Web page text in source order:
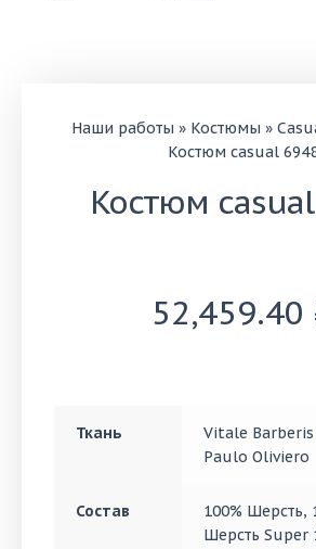
Наши работы » Костюмы »
Костюм casual
Костюм
52,459.40
Ткань Vitale
Paulo Oliviero
Состав 100% Шерсть,
Шерсть Super